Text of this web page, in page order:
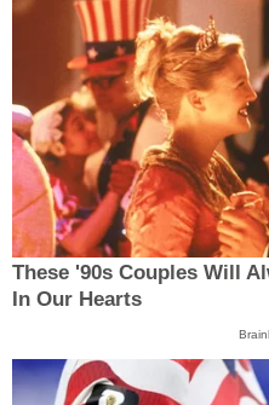
These '90s Couples Will
In Our Hearts